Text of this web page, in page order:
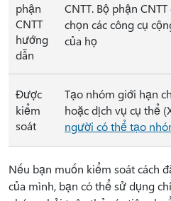
phận
CNTT
hướng
dẫn
CNTT. Bộ phận
chọn các công cụ
của họ
Được
kiểm
soát
Tạo nhóm giới hạn
hoặc dịch vụ cụ thể
người có thể tạo
Nếu bạn muốn kiểm soát cách
của mình, bạn có thể sử dụng